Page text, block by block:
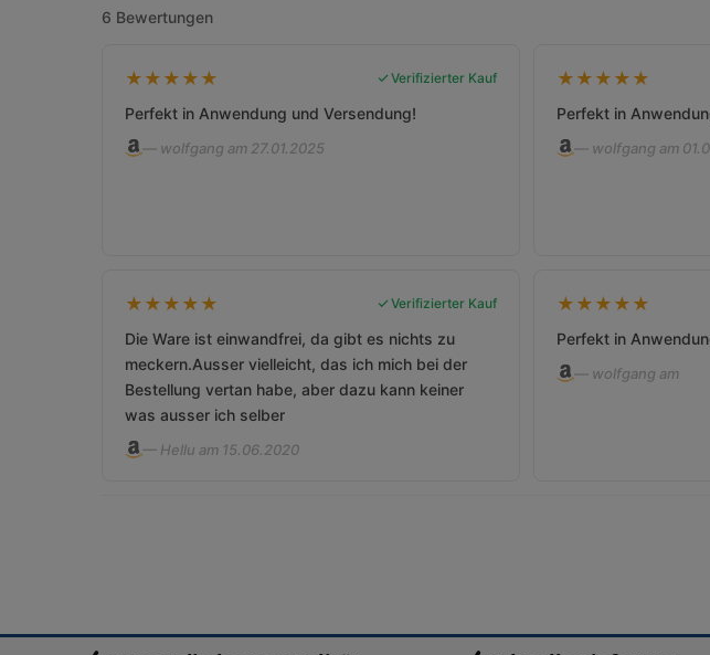
6 Bewertungen
★ ★ ★ ★ ★ Verifizierter Kauf
Perfekt in Anwendung und Versendung!
— wolfgang am 27.01.2025
★ ★ ★ ★ ★
Perfekt in
— wolfgang am
★ ★ ★ ★ ★ Verifizierter Kauf
Die Ware ist einwandfrei, da gibt es nichts zu
meckern.Ausser vielleicht, das ich mich bei der
Bestellung vertan habe, aber dazu kann keiner
was ausser ich selber
— Hellu am 15.06.2020
★ ★ ★ ★ ★
Perfekt in
— wolfgang am